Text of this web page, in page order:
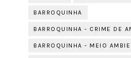
BARROQUINHA
BARROQUINHA - CRIME DE
BARROQUINHA - MEIO